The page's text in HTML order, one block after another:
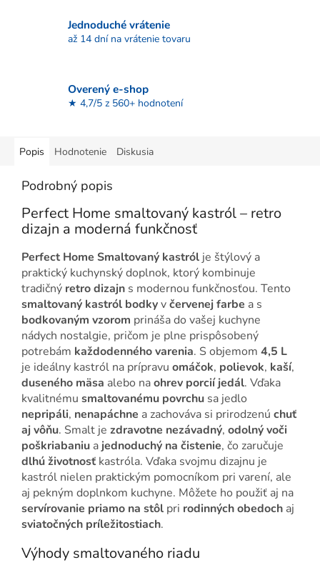
Jednoduché vrátenie
až 14 dní na vrátenie tovaru
Overený e-shop
★ 4,7/5 z 560+ hodnotení
Popis Hodnotenie Diskusia
Podrobný popis
Perfect Home smaltovaný kastról – retro
dizajn a moderná funkčnosť
Perfect Home Smaltovaný kastról je štýlový a
praktický kuchynský doplnok, ktorý kombinuje
tradičný retro dizajn s modernou funkčnosťou. Tento
smaltovaný kastról bodkyvčervenej farbe a s
bodkovaným vzorom prináša do vašej kuchyne
nádych nostalgie, pričom je plne prispôsobený
potrebám každodenného varenia. S objemom 4,5 L
je ideálny kastról na prípravu omáčok, polievok, kaší,
duseného mäsa alebo naohrev porcií jedál. Vďaka
kvalitnému smaltovanému povrchu sa jedlo
nepripáli, nenapáchne a zachováva si prirodzenú chuť
aj vôňu. Smalt je zdravotne nezávadný, odolný voči
poškriabaniu a jednoduchý na čistenie, čo zaručuje
dlhú životnosť kastróla. Vďaka svojmu dizajnu je
kastról nielen praktickým pomocníkom pri varení, ale
aj pekným doplnkom kuchyne. Môžete ho použiť aj na
servírovanie priamo na stôl pri rodinných obedoch aj
sviatočných príležitostiach.
Výhody smaltovaného riadu